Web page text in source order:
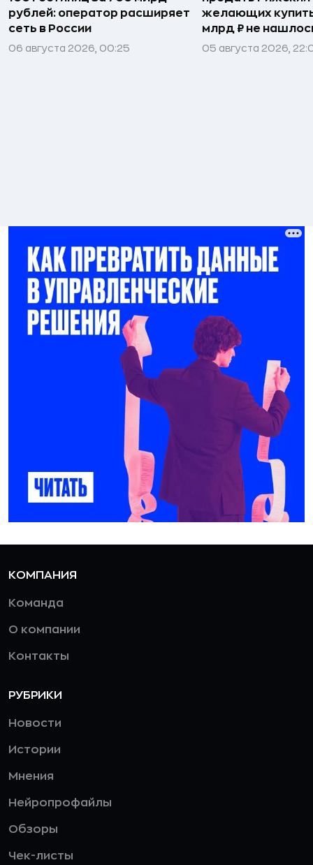
рублей: оператор расширяет
сеть в России
06 августа 2026, 00:25
желающих
млрд ₽ не
05 августа 2026,
КОМПАНИЯ
Команда
О компании
Контакты
РУБРИКИ
Новости
Истории
Мнения
Нейропрофайлы
Обзоры
Чек-листы